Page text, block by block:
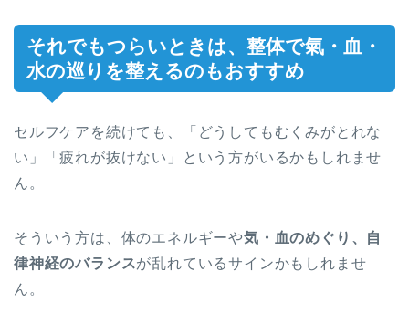
それでもつらいときは、整体で氣・血・
水の巡りを整えるのもおすすめ
セルフケアを続けても、「どうしてもむくみがとれな
い」「疲れが抜けない」という方がいるかもしれませ
ん。
そういう方は、体のエネルギーや気・血のめぐり、自
律神経のバランスが乱れているサインかもしれませ
ん。